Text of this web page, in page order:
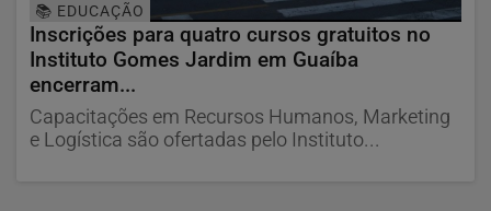
📚 EDUCAÇÃO
Inscrições para quatro cursos gratuitos no
Instituto Gomes Jardim em Guaíba
encerram...
Capacitações em Recursos Humanos, Marketing
e Logística são ofertadas pelo Instituto...